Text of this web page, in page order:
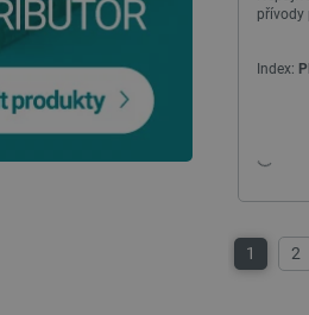
přívody
Index:
1 2
[abcdef0123456789]{32}
critCartData
CookieScriptConsent